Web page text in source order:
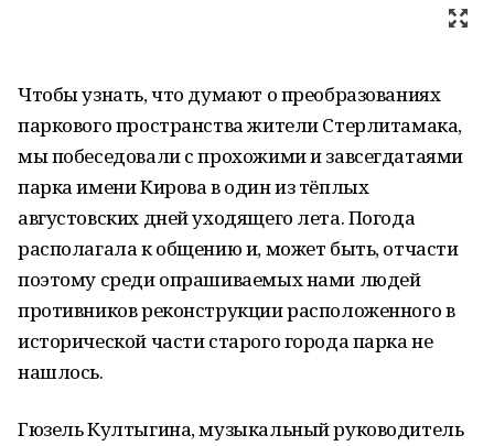
Чтобы узнать, что думают о преобразованиях
паркового пространства жители Стерлитамака,
мы побеседовали с прохожими и завсегдатаями
парка имени Кирова в один из тёплых
августовских дней уходящего лета. Погода
располагала к общению и, может быть, отчасти
поэтому среди опрашиваемых нами людей
противников реконструкции расположенного в
исторической части старого города парка не
нашлось.
Гюзель Култыгина, музыкальный руководитель